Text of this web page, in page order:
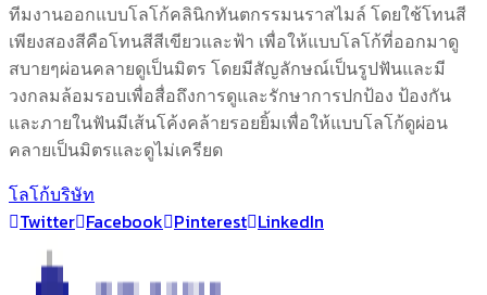
ทีมงานออกแบบโลโก้คลินิกทันตกรรมนราสไมล์ โดยใช้โทนสี
เพียงสองสีคือโทนสีสีเขียวและฟ้า เพื่อให้แบบโลโก้ที่ออกมาดู
สบายๆผ่อนคลายดูเป็นมิตร โดยมีสัญลักษณ์เป็นรูปฟันและมี
วงกลมล้อมรอบเพื่อสื่อถึงการดูและรักษาการปกป้อง ป้องกัน
และภายในฟันมีเส้นโค้งคล้ายรอยยิ้มเพื่อให้แบบโลโก้ดูผ่อน
คลายเป็นมิตรและดูไม่เครียด
โลโก้บริษัท
Twitter Facebook Pinterest LinkedIn